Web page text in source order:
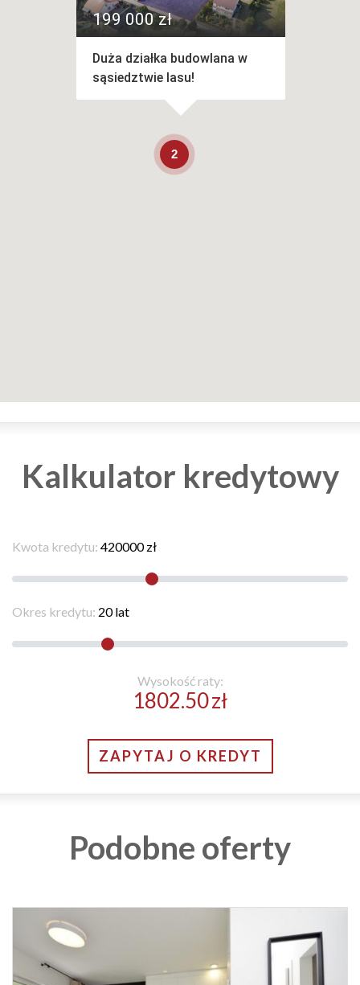
2
199 000 zł
Duża działka budowlana w
sąsiedztwie lasu!
Kalkulator kredytowy
Kwota kredytu: 420000 zł
Okres kredytu: 20 lat
Wysokość raty:
1802.50zł
ZAPYTAJ O KREDYT
Podobne oferty